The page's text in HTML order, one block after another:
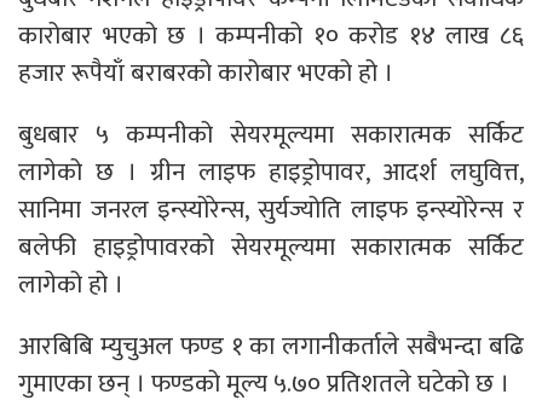
कारोबार भएको छ । कम्पनीको १० करोड १४ लाख ८६
हजार रूपैयाँ बराबरको कारोबार भएको हो ।
बुधबार ५ कम्पनीको सेयरमूल्यमा सकारात्मक सर्किट
लागेको छ । ग्रीन लाइफ हाइड्रोपावर, आदर्श लघुवित्त,
सानिमा जनरल इन्स्योरेन्स, सुर्यज्योति लाइफ इन्स्योरेन्स र
बलेफी हाइड्रोपावरको सेयरमूल्यमा सकारात्मक सर्किट
लागेको हो ।
आरबिबि म्युचुअल फण्ड १ का लगानीकर्ताले सबैभन्दा बढि
गुमाएका छन् । फण्डको मूल्य ५.७० प्रतिशतले घटेको छ ।